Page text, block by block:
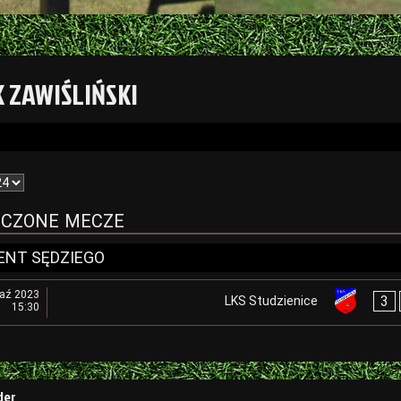
ZAWIŚLIŃSKI
MECZE
SĘDZIEGO
2023
15:30
LKS Studzienice 3